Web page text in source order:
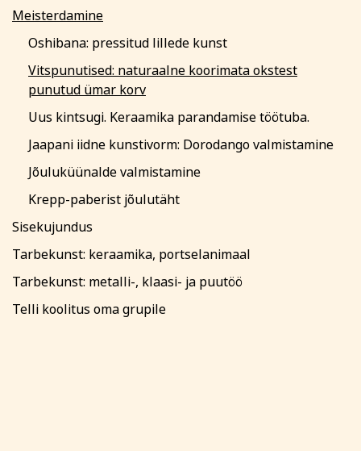
Meisterdamine
Oshibana: pressitud lillede kunst
Vitspunutised: naturaalne koorimata okstest
punutud ümar korv
Uus kintsugi. Keraamika parandamise töötuba.
Jaapani iidne kunstivorm: Dorodango valmistamine
Jõuluküünalde valmistamine
Krepp-paberist jõulutäht
Sisekujundus
Tarbekunst: keraamika, portselanimaal
Tarbekunst: metalli-, klaasi- ja puutöö
Telli koolitus oma grupile